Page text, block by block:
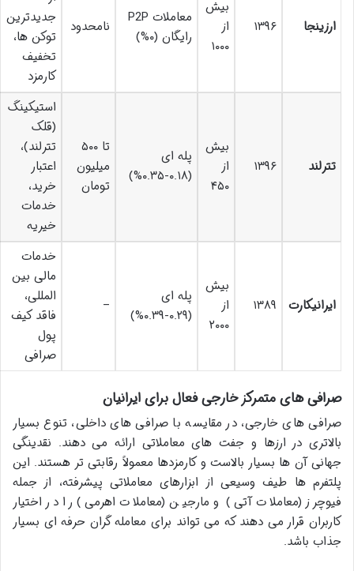
ارزینجا ۱۳۹۶
بیش
از
۱۰۰۰
معاملات P2P
رایگان (۰%)
نامحدود
جدیدترین
توکن ها،
تخفیف
کارمزد
تترلند ۱۳۹۶
بیش
از
۴۵۰
پله ای
(۰.۱۸-۰.۳۵%)
تا ۵۰۰
میلیون
تومان
استیکینگ
(قلک
تترلند)،
اعتبار
خرید،
خدمات
خیریه
ایرانیکارت ۱۳۸۹
بیش
از
۲۰۰۰
پله ای
(۰.۲۹-۰.۳۹%)
–
خدمات
مالی بین
المللی،
فاقد کیف
پول
صرافی
صرافی های متمرکز خارجی فعال برای ایرانیان
صرافی های خارجی، در مقایسه با صرافی های داخلی، تنوع بسیار
بالاتری در ارزها و جفت های معاملاتی ارائه می دهند. نقدینگی
جهانی آن ها بسیار بالاست و کارمزدها معمولاً رقابتی تر هستند. این
پلتفرم ها طیف وسیعی از ابزارهای معاملاتی پیشرفته، از جمله
فیوچرز (معاملات آتی) و مارجین (معاملات اهرمی) را در اختیار
کاربران قرار می دهند که می تواند برای معامله گران حرفه ای بسیار
جذاب باشد.